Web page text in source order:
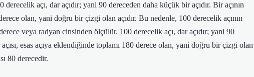
açı, dar açıdır; yani 90 dereceden daha küçük bir açıdır. Bir açının
olan, yani doğru bir çizgi olan açıdır. Bu nedenle, 100 derecelik açının
veya radyan cinsinden ölçülür. 100 derecelik açı, dar açıdır; yani 90
esas açıya eklendiğinde toplamı 180 derece olan, yani doğru bir çizgi olan
80 derecedir.